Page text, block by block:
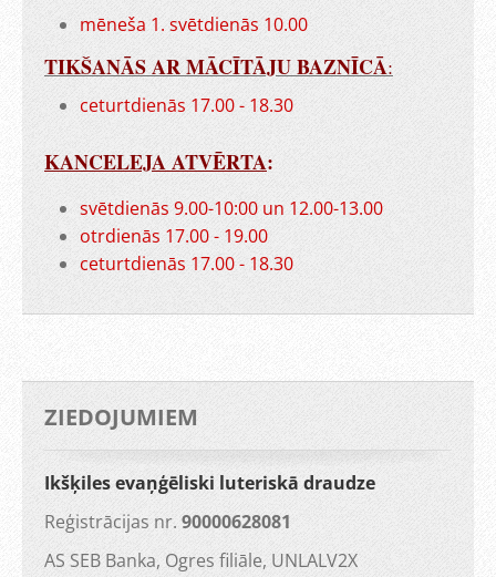
mēneša 1. svētdienās 10.00
TIKŠANĀS AR MĀCĪTĀJU BAZNĪCĀ:
ceturtdienās 17.00 - 18.30
KANCELEJA ATVĒRTA:
svētdienās 9.00-10:00 un 12.00-13.00
otrdienās 17.00 - 19.00
ceturtdienās 17.00 - 18.30
ZIEDOJUMIEM
Ikšķiles evaņģēliski luteriskā draudze
Reģistrācijas nr. 90000628081
AS SEB Banka, Ogres filiāle, UNLALV2X